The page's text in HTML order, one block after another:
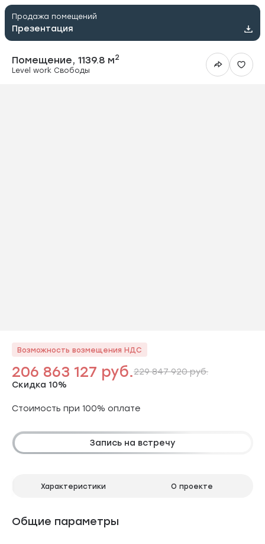
Продажа помещений
Презентация
Помещение, 1139.8 м2
Level work Свободы
Возможность возмещения НДС
206 863 127 руб.
Скидка 10%
229 847 920 руб.
Стоимость при 100% оплате
Запись на встречу
Характеристики О проекте
Общие параметры